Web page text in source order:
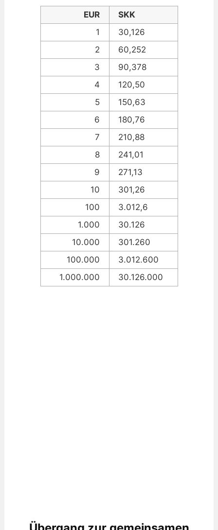
EUR
SKK
1
30,126
2
60,252
3
90,378
4
120,50
5
150,63
6
180,76
7
210,88
8
241,01
9
271,13
10
301,26
100
3.012,6
1.000
30.126
10.000
301.260
100.000
3.012.600
1.000.000
30.126.000